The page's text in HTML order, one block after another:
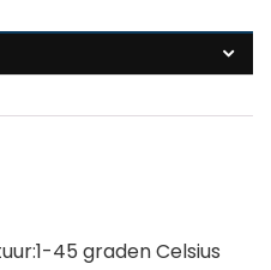
45 graden Celsius